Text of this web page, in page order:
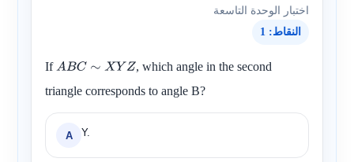
اختبار الوحدة التاسعة
النقاط: 1
IfABC∼X YZ
, which angle in the second
triangle corresponds to angle B?
A Y.